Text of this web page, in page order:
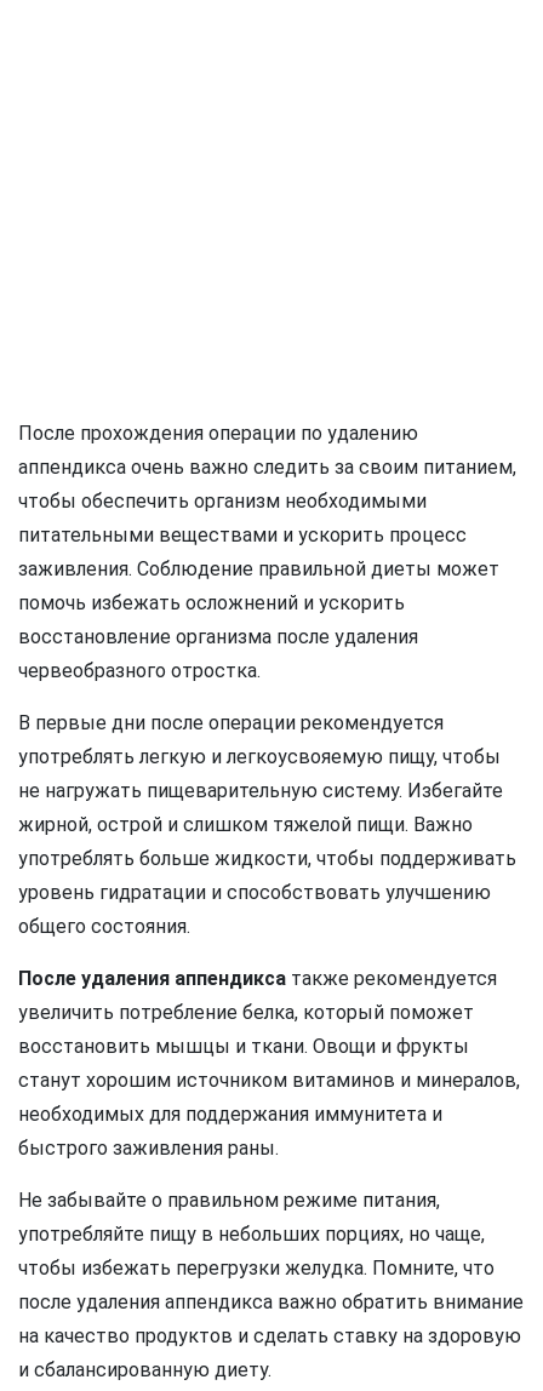
После прохождения операции по удалению
аппендикса очень важно следить за своим питанием,
чтобы обеспечить организм необходимыми
питательными веществами и ускорить процесс
заживления. Соблюдение правильной диеты может
помочь избежать осложнений и ускорить
восстановление организма после удаления
червеобразного отростка.
В первые дни после операции рекомендуется
употреблять легкую и легкоусвояемую пищу, чтобы
не нагружать пищеварительную систему. Избегайте
жирной, острой и слишком тяжелой пищи. Важно
употреблять больше жидкости, чтобы поддерживать
уровень гидратации и способствовать улучшению
общего состояния.
После удаления аппендикса также рекомендуется
увеличить потребление белка, который поможет
восстановить мышцы и ткани. Овощи и фрукты
станут хорошим источником витаминов и минералов,
необходимых для поддержания иммунитета и
быстрого заживления раны.
Не забывайте о правильном режиме питания,
употребляйте пищу в небольших порциях, но чаще,
чтобы избежать перегрузки желудка. Помните, что
после удаления аппендикса важно обратить внимание
на качество продуктов и сделать ставку на здоровую
и сбалансированную диету.